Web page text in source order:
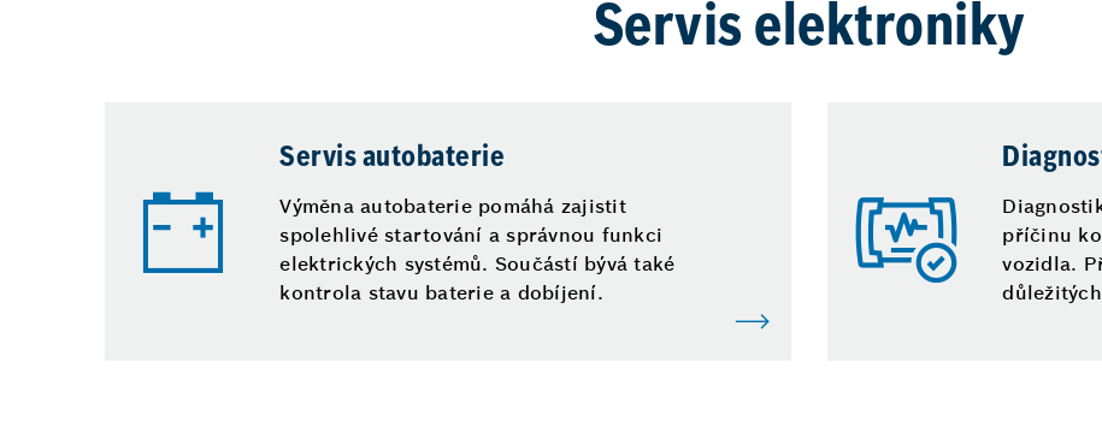
Servis elektroniky
Servis autobaterie
Výměna autobaterie pomáhá zajistit
spolehlivé startování a správnou funkci
elektrických systémů. Součástí bývá také
kontrola stavu baterie a dobíjení.
příčinu
vozidla.